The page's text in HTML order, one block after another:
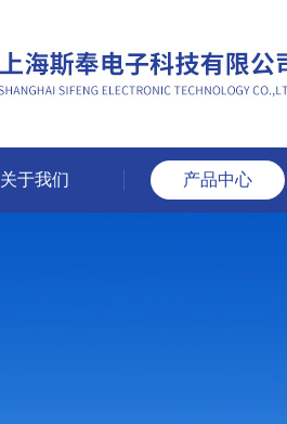
关于我们 产品中心